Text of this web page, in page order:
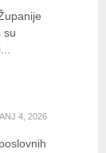
su
4, 2026